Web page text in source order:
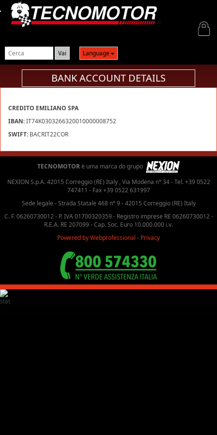
Language
Login
BANK ACCOUNT DETAILS
CREDITO EMILIANO SPA
IBAN:IT74K0303266320010000008752
SWIFT: BACRIT22COR
TECNOMOTORè uma marca do grupo
NEXION S.p.A. 42015 Correggio (RE) Italy , Via Modena n° 34 - Tel. +39 0522
747411 - Fax +39 0522 631997
Sede legale - Strada Statale 468 n° 9 - 42015 Correggio (RE) Italy
C. F. 06260730012 - P. IVA 01700320359 - Registro imprese RE 06260730012 -
R.E.A. RE 207099 - Cap. Soc. Euro 10.000.000 i.v.
Powered by Webprofessional - Privacy